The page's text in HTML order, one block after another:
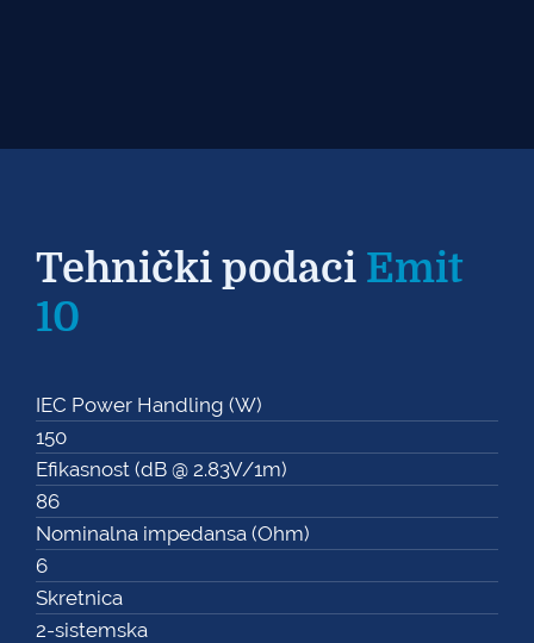
Tehnički podaci Emit
10
IEC Power Handling (W)
150
Efikasnost (dB @ 2.83V/1m)
86
Nominalna impedansa (Ohm)
6
Skretnica
2-sistemska